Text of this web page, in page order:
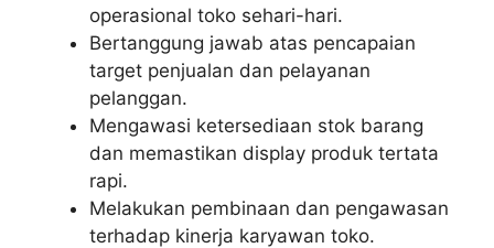
operasional toko sehari-hari.
Bertanggung jawab atas pencapaian
target penjualan dan pelayanan
pelanggan.
Mengawasi ketersediaan stok barang
dan memastikan display produk tertata
rapi.
Melakukan pembinaan dan pengawasan
terhadap kinerja karyawan toko.